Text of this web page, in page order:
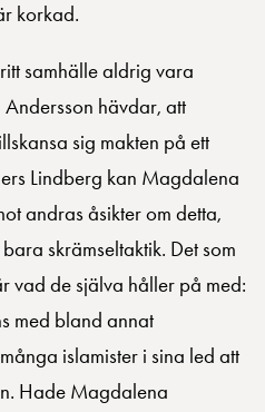
korkad.
samhälle aldrig vara
hävdar, att
sig makten på ett
Lindberg kan Magdalena
andras åsikter om detta,
skrämseltaktik. Det som
vad de själva håller på med:
med bland annat
islamister i sina led att
Hade Magdalena